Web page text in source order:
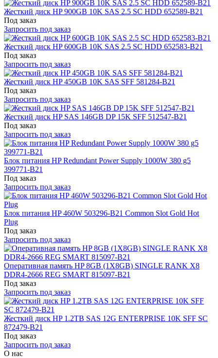
Жесткий диск HP 900GB 10K SAS 2.5 SC HDD 652589-B21
Под заказ
Запросить под заказ
Жесткий диск HP 600GB 10K SAS 2.5 SC HDD 652583-B21
Под заказ
Запросить под заказ
Жесткий диск HP 450GB 10K SAS SFF 581284-B21
Под заказ
Запросить под заказ
Жесткий диск HP SAS 146GB DP 15K SFF 512547-B21
Под заказ
Запросить под заказ
Блок питания HP Redundant Power Supply 1000W 380 g5
399771-B21
Под заказ
Запросить под заказ
Блок питания HP 460W 503296-B21 Common Slot Gold Hot
Plug
Под заказ
Запросить под заказ
Оперативная память HP 8GB (1X8GB) SINGLE RANK X8
DDR4-2666 REG SMART 815097-B21
Под заказ
Запросить под заказ
Жесткий диск HP 1.2TB SAS 12G ENTERPRISE 10K SFF SC
872479-B21
Под заказ
Запросить под заказ
О нас